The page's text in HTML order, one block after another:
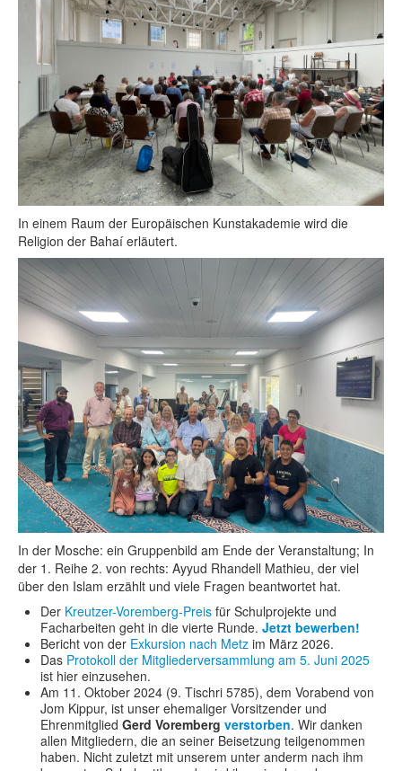
In einem Raum der Europäischen Kunstakademie wird die
Religion der Bahaí erläutert.
In der Mosche: ein Gruppenbild am Ende der Veranstaltung; In
der 1. Reihe 2. von rechts: Ayyud Rhandell Mathieu, der viel
über den Islam erzählt und viele Fragen beantwortet hat.
Der Kreutzer-Voremberg-Preis für Schulprojekte und
Facharbeiten geht in die vierte Runde. Jetzt bewerben!
Bericht von der Exkursion nach Metz im März 2026.
Das Protokoll der Mitgliederversammlung am 5. Juni 2025
ist hier einzusehen.
Am 11. Oktober 2024 (9. Tischri 5785), dem Vorabend von
Jom Kippur, ist unser ehemaliger Vorsitzender und
Ehrenmitglied Gerd Voremberg verstorben. Wir danken
allen Mitgliedern, die an seiner Beisetzung teilgenommen
haben. Nicht zuletzt mit unserem unter anderm nach ihm